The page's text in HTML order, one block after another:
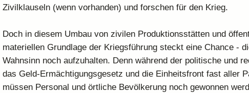
Zivilklauseln (wenn vorhanden) und forschen für den Krieg.
Doch in diesem Umbau von zivilen Produktionsstätten und
materiellen Grundlage der Kriegsführung steckt eine Chance -
Wahnsinn noch aufzuhalten. Denn während der politische und
das Geld-Ermächtigungsgesetz und die Einheitsfront fast aller
müssen Personal und örtliche Bevölkerung noch gewonnen